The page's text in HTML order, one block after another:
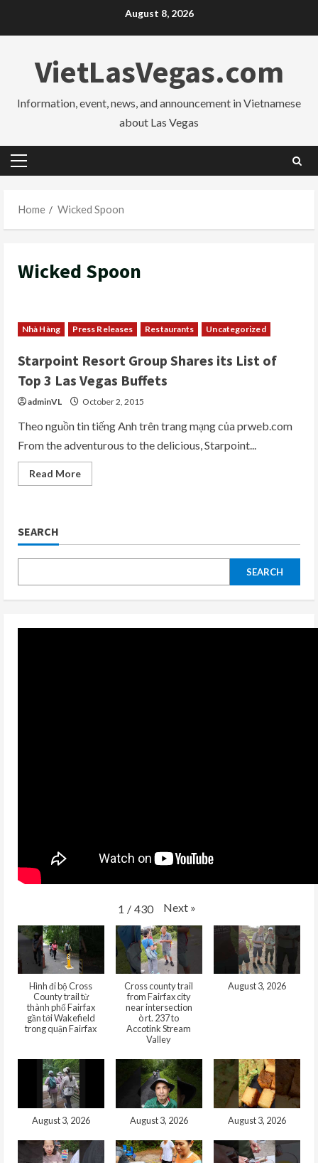
August 8, 2026
VietLasVegas.com
Information, event, news, and announcement in Vietnamese
about Las Vegas
Primary
Home
Wicked Spoon
Wicked Spoon
Nhà Hàng Press Releases Restaurants Uncategorized
Starpoint Resort Group Shares its List of
Top 3 Las Vegas Buffets
adminVL October 2, 2015
Theo nguồn tin tiếng Anh trên trang mạng của prweb.com
From the adventurous to the delicious, Starpoint...
Read MoreRead
more
its
of
3
Vegas
SEARCH
SEARCH
1 / 430 Next »
Hình đi bộ Cross
County trail từ
thành phố Fairfax
gần tới Wakefield
trong quận Fairfax
Cross county trail
from Fairfax city
near intersection
ò rt. 237 to
Accotink Stream
Valley
August 3, 2026
August 3, 2026 August 3, 2026 August 3, 2026